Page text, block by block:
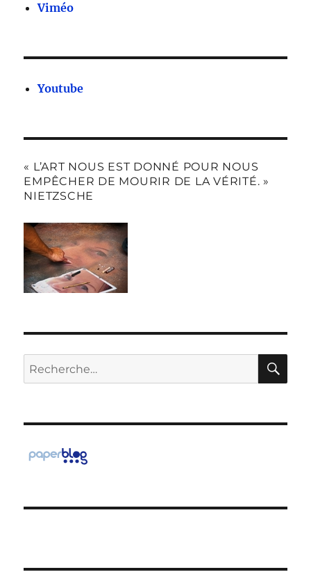
Viméo
Youtube
« L’ART NOUS EST DONNÉ POUR NOUS
EMPÊCHER DE MOURIR DE LA VÉRITÉ. »
NIETZSCHE
Recherche
pour :